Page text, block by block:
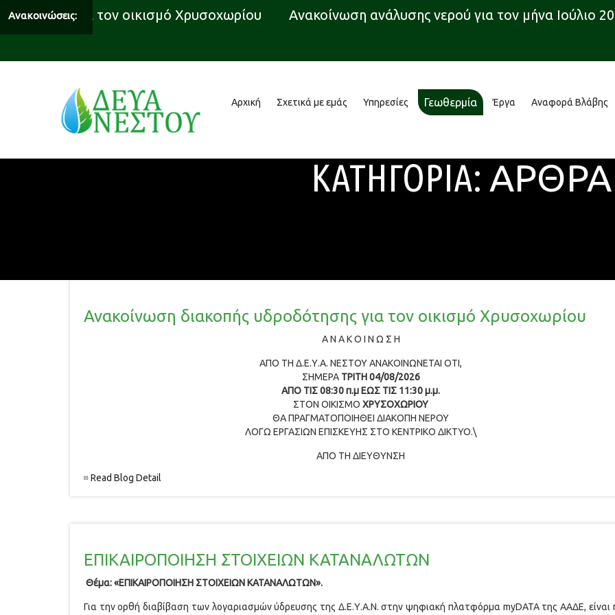
Ανακοινώσεις:για τον οικισμό Χρυσοχωρίου Ανακοίνωση ανάλυσης νερού για τον μήνα Ιούλιο 2026
Αρχική Σχετικά με εμάς Υπηρεσίες Γεωθερμία Έργα Αναφορά Βλάβης
ΚΑΤΗΓΟΡΊΑ: ΆΡΘΡΑ
Ανακοίνωση διακοπής υδροδότησης για τον οικισμό Χρυσοχωρίου
Α Ν Α Κ Ο Ι Ν Ω Σ Η
ΑΠΟ ΤΗ Δ.Ε.Υ.Α. ΝΕΣΤΟΥ ΑΝΑΚΟΙΝΩΝΕΤΑΙ ΟΤΙ,
ΣΗΜΕΡΑΤΡΙΤΗ 04/08/2026
ΑΠΟ ΤΙΣ 08:30 π.μ ΕΩΣ ΤΙΣ 11:30 μ.μ.
ΣΤΟΝ ΟΙΚΙΣΜΟΧΡΥΣΟΧΩΡΙΟΥ
ΘΑ ΠΡΑΓΜΑΤΟΠΟΙΗΘΕΙ ΔΙΑΚΟΠΗ ΝΕΡΟΥ
ΛΟΓΩ ΕΡΓΑΣΙΩΝ ΕΠΙΣΚΕΥΗΣ ΣΤΟ ΚΕΝΤΡΙΚΟ ΔΙΚΤΥΟ.\
ΑΠΟ ΤΗ ΔΙΕΥΘΥΝΣΗ
Read Blog Detail
ΕΠΙΚΑΙΡΟΠΟΙΗΣΗ ΣΤΟΙΧΕΙΩΝ ΚΑΤΑΝΑΛΩΤΩΝ
Θέμα: «ΕΠΙΚΑΙΡΟΠΟΙΗΣΗ ΣΤΟΙΧΕΙΩΝ ΚΑΤΑΝΑΛΩΤΩΝ».
Για την ορθή διαβίβαση των λογαριασμών ύδρευσης της Δ.Ε.Υ.Α.Ν. στην ψηφιακή πλατφόρμα myDATA της ΑΑΔΕ, είναι